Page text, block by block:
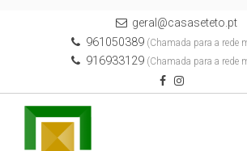
geral@casaseteto.pt
961050389 (Chamada para a rede
916933129 (Chamada para a rede